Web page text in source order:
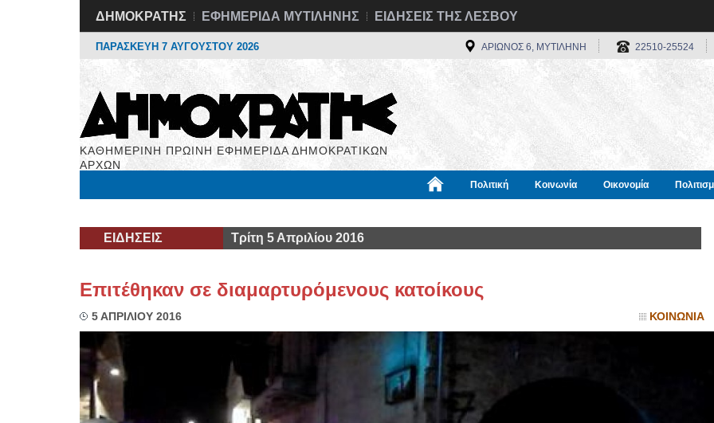
ΔΗΜΟΚΡΑΤΗΣ ΕΦΗΜΕΡΙΔΑ ΜΥΤΙΛΗΝΗΣ ΕΙΔΗΣΕΙΣ ΤΗΣ ΛΕΣΒΟΥ
ΠΑΡΑΣΚΕΥΗ 7 ΑΥΓΟΥΣΤΟΥ 2026 ΑΡΙΩΝΟΣ 6, ΜΥΤΙΛΗΝΗ 22510-25524
ΚΑΘΗΜΕΡΙΝΗ ΠΡΩΙΝΗ ΕΦΗΜΕΡΙΔΑ ΔΗΜΟΚΡΑΤΙΚΩΝ
ΑΡΧΩΝ
Πολιτική Κοινωνία Οικονομία
ΕΙΔΗΣΕΙΣ Τρίτη 5 Απριλίου 2016
Επιτέθηκαν σε διαμαρτυρόμενους κατοίκους
5 ΑΠΡΙΛΙΟΥ 2016 ΚΟΙΝΩΝΙΑ